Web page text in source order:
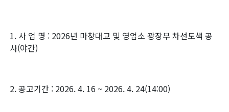
1. 사 업 명 : 2026년 마창대교 및 영업소 광장부 차선도색 공
사(야간)
2. 공고기간 : 2026. 4. 16 ~ 2026. 4. 24(14:00)